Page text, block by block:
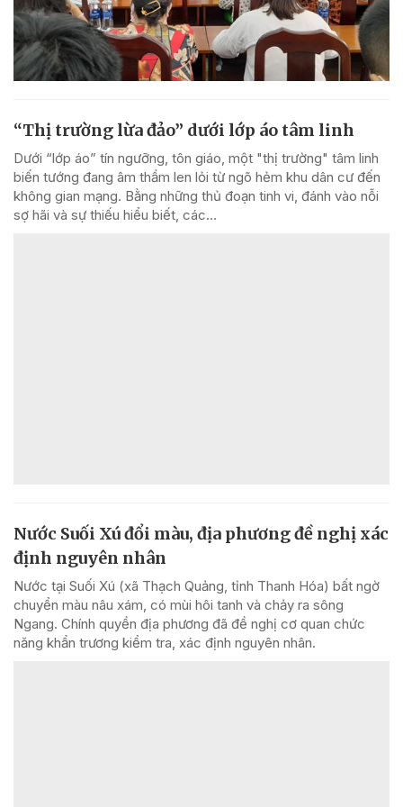
“Thị trường lừa đảo” dưới lớp áo tâm linh
Dưới “lớp áo” tín ngưỡng, tôn giáo, một "thị trường" tâm linh
biến tướng đang âm thầm len lỏi từ ngõ hẻm khu dân cư đến
không gian mạng. Bằng những thủ đoạn tinh vi, đánh vào nỗi
sợ hãi và sự thiếu hiểu biết, các...
Nước Suối Xú đổi màu, địa phương đề nghị xác
định nguyên nhân
Nước tại Suối Xú (xã Thạch Quảng, tỉnh Thanh Hóa) bất ngờ
chuyển màu nâu xám, có mùi hôi tanh và chảy ra sông
Ngang. Chính quyền địa phương đã đề nghị cơ quan chức
năng khẩn trương kiểm tra, xác định nguyên nhân.